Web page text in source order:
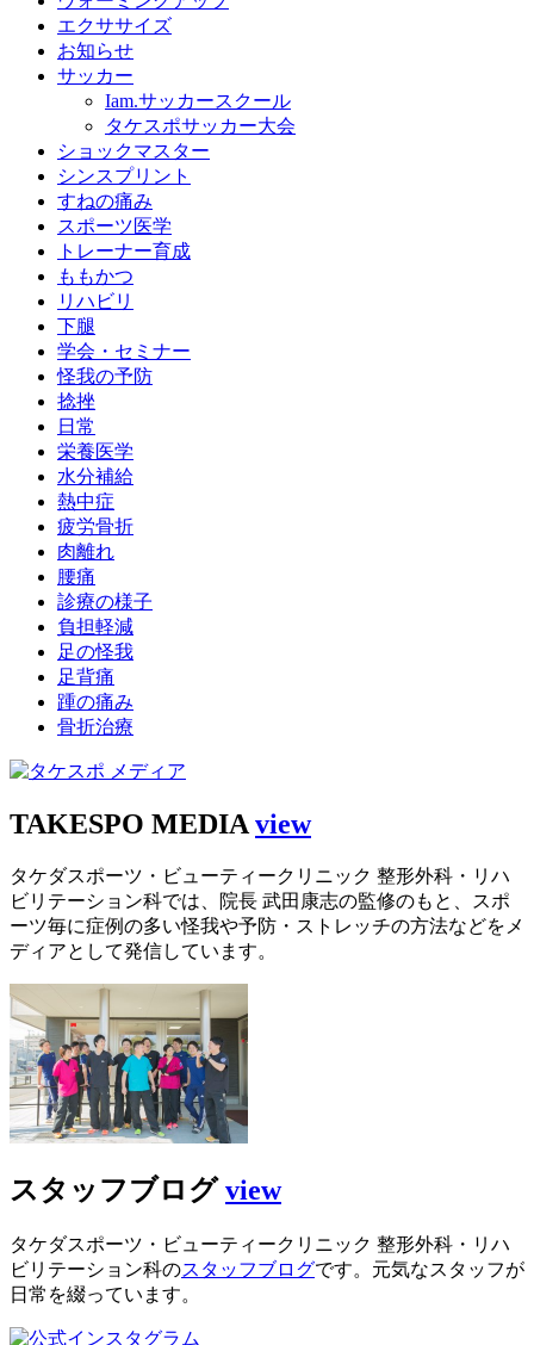
エクササイズ
お知らせ
サッカー
Iam.サッカースクール
タケスポサッカー大会
ショックマスター
シンスプリント
すねの痛み
スポーツ医学
トレーナー育成
ももかつ
リハビリ
下腿
学会・セミナー
怪我の予防
捻挫
日常
栄養医学
水分補給
熱中症
疲労骨折
肉離れ
腰痛
診療の様子
負担軽減
足の怪我
足背痛
踵の痛み
骨折治療
TAKESPO MEDIA view
タケダスポーツ・ビューティークリニック 整形外科・リハ
ビリテーション科では、院長 武田康志の監修のもと、スポ
ーツ毎に症例の多い怪我や予防・ストレッチの方法などをメ
ディアとして発信しています。
スタッフブログview
タケダスポーツ・ビューティークリニック 整形外科・リハ
ビリテーション科のスタッフブログです。元気なスタッフが
日常を綴っています。